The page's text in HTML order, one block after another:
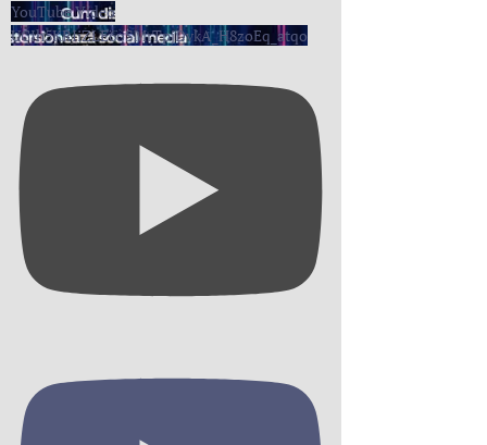
YouTube Video
UCIh5KRIiZLE6oSMrTpjDvkA_H8zoEq_atqo